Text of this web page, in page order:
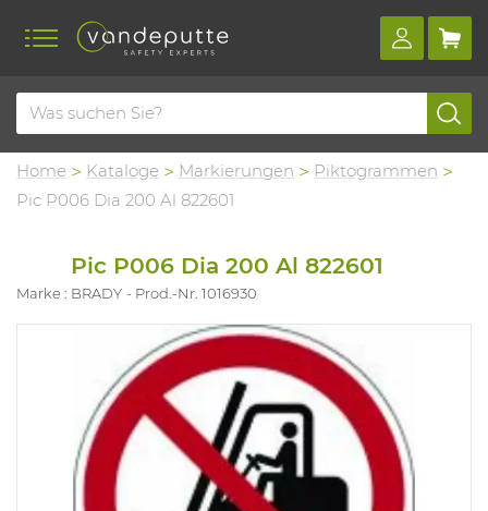
Home Kataloge Markierungen
Piktogrammen
Pic P006 Dia 200 Al 822601
Pic P006 Dia 200 Al 822601
Marke : BRADY Prod.-Nr. 1016930